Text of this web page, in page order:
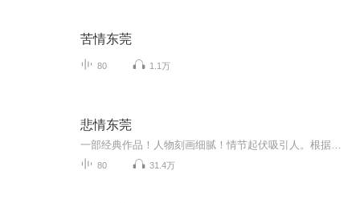
苦情东莞
80 1.1万
悲情东莞
80 31.4万